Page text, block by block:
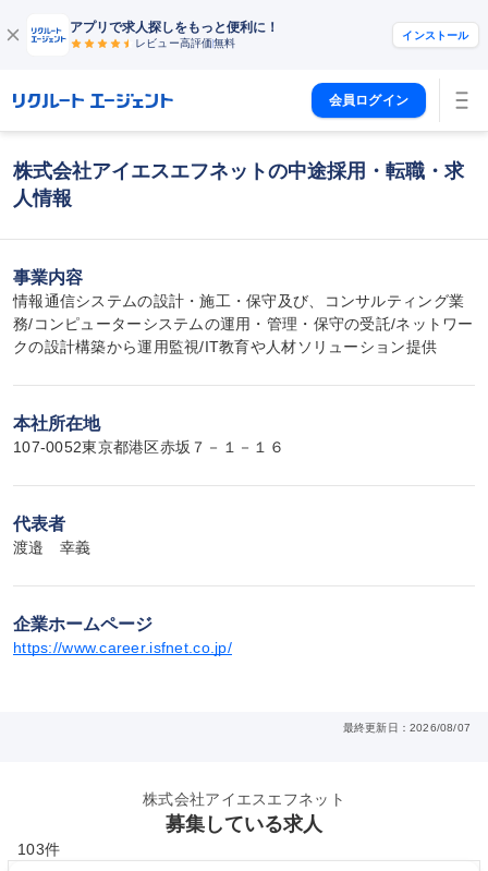
アプリで求人探しをもっと便利に！
レビュー高評価無料
インストール
会員ログイン
株式会社アイエスエフネットの中途採用・転職・求
人情報
事業内容
情報通信システムの設計・施工・保守及び、コンサルティング業
務/コンピューターシステムの運用・管理・保守の受託/ネットワー
クの設計構築から運用監視/IT教育や人材ソリューション提供
本社所在地
107-0052東京都港区赤坂７－１－１６
代表者
渡邉　幸義
企業ホームページ
https://www.career.isfnet.co.jp/
最終更新日：2026/08/07
株式会社アイエスエフネット
募集している求人
103件